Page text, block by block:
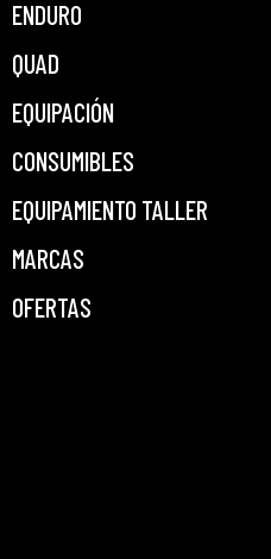
ENDURO
QUAD
EQUIPACIÓN
CONSUMIBLES
EQUIPAMIENTO TALLER
MARCAS
OFERTAS